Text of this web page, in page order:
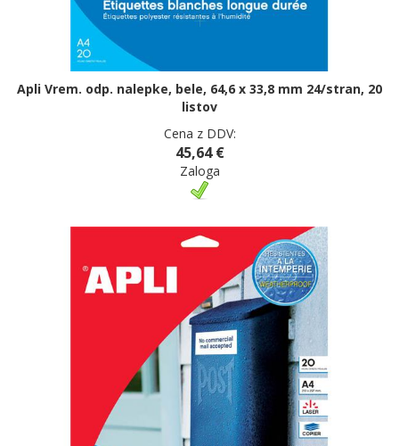
Apli Vrem. odp. nalepke, bele, 64,6 x 33,8 mm 24/stran, 20
listov
Cena z DDV:
45,64 €
Zaloga